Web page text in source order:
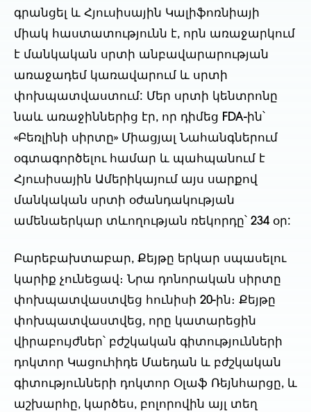
գրանցել և Հյուսիսային Կալիֆոռնիայի
միակ հաստատությունն է, որն առաջարկում
է մանկական սրտի անբավարարության
առաջադեմ կառավարում և սրտի
փոխպատվաստում: Մեր սրտի կենտրոնը
նաև առաջիններից էր, որ դիմեց FDA-ին՝
«Բեռլինի սիրտը» Միացյալ Նահանգներում
օգտագործելու համար և պահպանում է
Հյուսիսային Ամերիկայում այս սարքով
մանկական սրտի օժանդակության
ամենաերկար տևողության ռեկորդը՝ 234 օր:
Բարեբախտաբար, Քեյթը երկար սպասելու
կարիք չունեցավ։ Նրա դոնորական սիրտը
փոխպատվաստվեց հունիսի 20-ին։ Քեյթը
փոխպատվաստվեց, որը կատարեցին
վիրաբույժներ՝ բժշկական գիտությունների
դոկտոր Կացուհիդե Մաեդան և բժշկական
գիտությունների դոկտոր Օլաֆ Ռեյնհարցը, և
աշխարհը, կարծես, բոլորովին այլ տեղ